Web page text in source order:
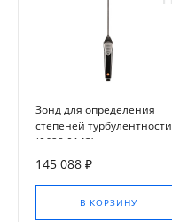
Зонд для определения
степеней турбулентности
(0628 0143)
145 088 ₽
В КОРЗИНУ